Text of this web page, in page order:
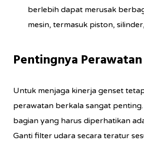
berlebih dapat merusak
mesin, termasuk piston,
Pentingnya
Untuk menjaga kinerja genset
perawatan berkala sangat penting.
bagian yang harus diperhatikan
Ganti filter udara secara teratur